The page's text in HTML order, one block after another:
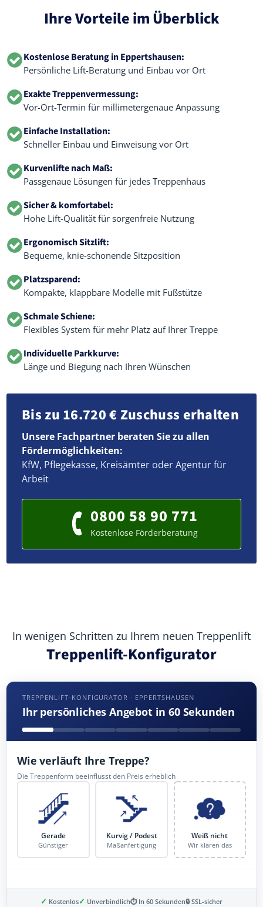
Ihre Vorteile im Überblick
Kostenlose Beratung in Eppertshausen:
Persönliche Lift-Beratung und Einbau vor Ort
Exakte Treppenvermessung:
Vor-Ort-Termin für millimetergenaue Anpassung
Einfache Installation:
Schneller Einbau und Einweisung vor Ort
Kurvenlifte nach Maß:
Passgenaue Lösungen für jedes Treppenhaus
Sicher & komfortabel:
Hohe Lift-Qualität für sorgenfreie Nutzung
Ergonomisch Sitzlift:
Bequeme, knie-schonende Sitzposition
Platzsparend:
Kompakte, klappbare Modelle mit Fußstütze
Schmale Schiene:
Flexibles System für mehr Platz auf Ihrer Treppe
Individuelle Parkkurve:
Länge und Biegung nach Ihren Wünschen
Bis zu 16.720 € Zuschuss erhalten
Unsere Fachpartner beraten Sie zu allen
Fördermöglichkeiten:
KfW, Pflegekasse, Kreisämter oder Agentur für
Arbeit
0800 58 90 771
Kostenlose Förderberatung
In wenigen Schritten zu Ihrem neuen Treppenlift
Treppenlift-Konfigurator
TREPPENLIFT-KONFIGURATOR · EPPERTSHAUSEN
Ihr persönliches Angebot in 60 Sekunden
Wie verläuft Ihre Treppe?
Die Treppenform beeinflusst den Preis erheblich
Gerade
Günstiger
Kurvig / Podest
Maßanfertigung
Weiß nicht
Wir klären das
✓ Kostenlos✓ Unverbindlich⏱ In 60 Sekunden🔒 SSL-sicher